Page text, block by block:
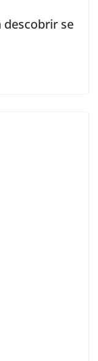
descobrir se